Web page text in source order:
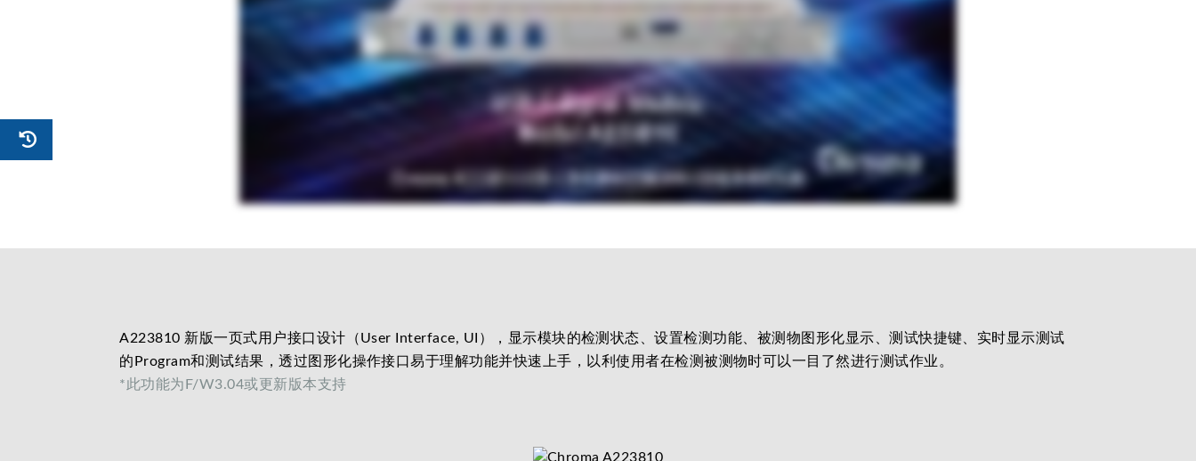
A223810 新版一页式用户接口设计（User Interface, UI），显示模块的检测状态、设置检测功能、被测物图形化显示、测试快捷键、实时显示测试
的Program和测试结果，透过图形化操作接口易于理解功能并快速上手，以利使用者在检测被测物时可以一目了然进行测试作业。
*此功能为F/W3.04或更新版本支持